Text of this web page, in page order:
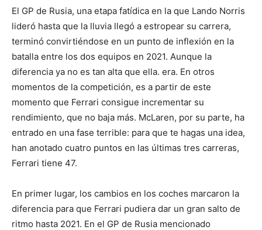
El GP de Rusia, una etapa fatídica en la que Lando Norris
lideró hasta que la lluvia llegó a estropear su carrera,
terminó convirtiéndose en un punto de inflexión en la
batalla entre los dos equipos en 2021. Aunque la
diferencia ya no es tan alta que ella. era. En otros
momentos de la competición, es a partir de este
momento que Ferrari consigue incrementar su
rendimiento, que no baja más. McLaren, por su parte, ha
entrado en una fase terrible: para que te hagas una idea,
han anotado cuatro puntos en las últimas tres carreras,
Ferrari tiene 47.
En primer lugar, los cambios en los coches marcaron la
diferencia para que Ferrari pudiera dar un gran salto de
ritmo hasta 2021. En el GP de Rusia mencionado